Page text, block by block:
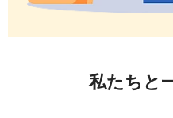
私たちと